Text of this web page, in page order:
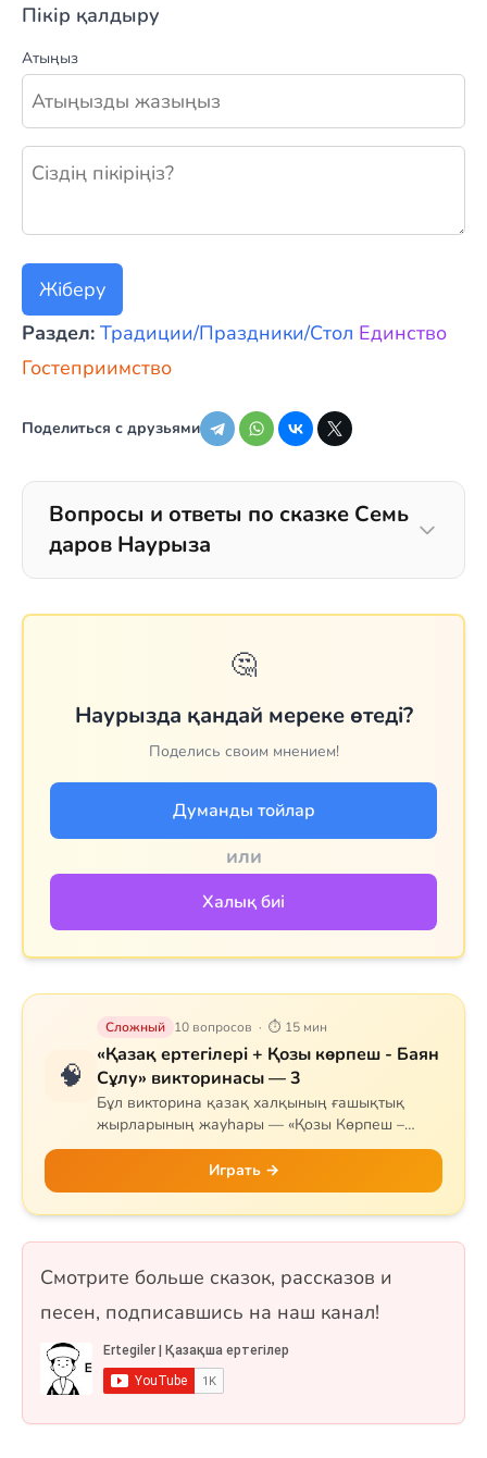
Пікір қалдыру
Атыңыз
Жаңа пікір қалдыру
Жіберу
Раздел: Традиции/Праздники/Стол Единство
Гостеприимство
Поделиться с друзьями
Вопросы и ответы по сказке Семь
даров Наурыза
🤔
Наурызда қандай мереке өтеді?
Поделись своим мнением!
Думанды тойлар
или
Халық биі
🧠
Сложный 10 вопросов · ⏱ 15 мин
«Қазақ ертегілері + Қозы көрпеш - Баян
Сұлу» викторинасы — 3
Бұл викторина қазақ халқының ғашықтық
жырларының жауһары — «Қозы Көрпеш –
Баян Сұлу» дастанына арналған. Сұрақтар
жырдың тарихын, негізгі кейіпкерлерін (Қозы,
Баян, Қодар, Қарабай, Сарыбай), оқиғаның
дамуын және тарихи мұрасын қамтиды.
таңдауды және рас/жалған форматтарында.
Играть →
Смотрите больше сказок, рассказов и
песен, подписавшись на наш канал!